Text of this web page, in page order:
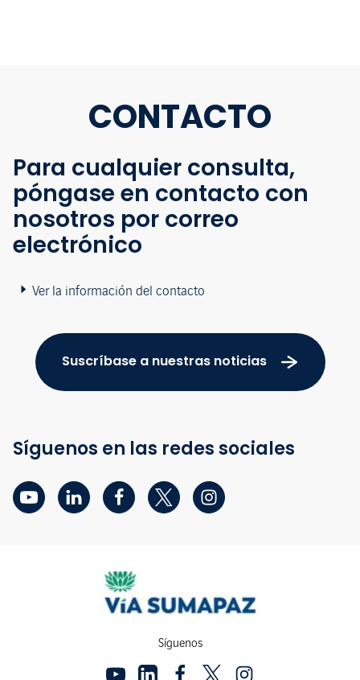
CONTACTO
Para cualquier consulta,
póngase en contacto con
nosotros por correo
electrónico
Ver la información del contacto
Suscríbase a nuestras noticias
Síguenos en las redes sociales
Síguenos